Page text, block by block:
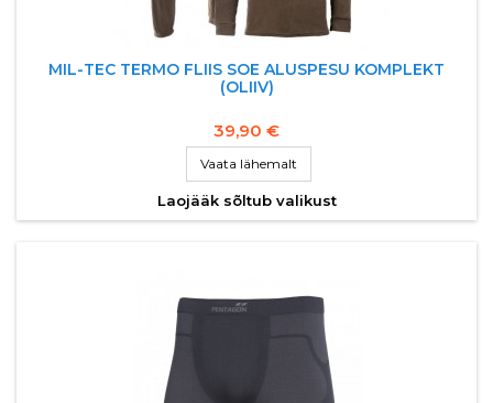
MIL-TEC TERMO FLIIS SOE ALUSPESU KOMPLEKT
(OLIIV)
39,90 €
Vaata lähemalt
Laojääk sõltub valikust